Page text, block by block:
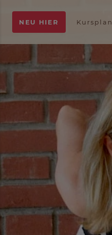
NEU HIER Kursplan